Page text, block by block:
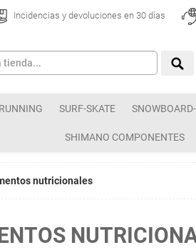
Incidencias y devoluciones en 30 días
RUNNING SURF-SKATE
SHIMANO COMPONENTES
nutricionales